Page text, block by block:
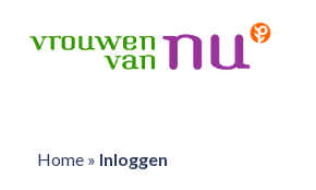
Home» Inloggen